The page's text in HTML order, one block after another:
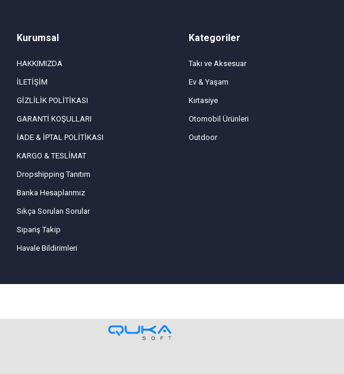
Kurumsal
HAKKIMIZDA
İLETİŞİM
GİZLİLİK POLİTİKASI
GARANTİ KOŞULLARI
İADE & İPTAL POLİTİKASI
KARGO & TESLİMAT
Dropshipping Tanıtım
Banka Hesaplarımız
Sıkça Sorulan Sorular
Sipariş Takip
Havale Bildirimleri
Kategoriler
Takı ve Aksesuar
Ev & Yaşam
Kırtasiye
Otomobil Ürünleri
Outdoor